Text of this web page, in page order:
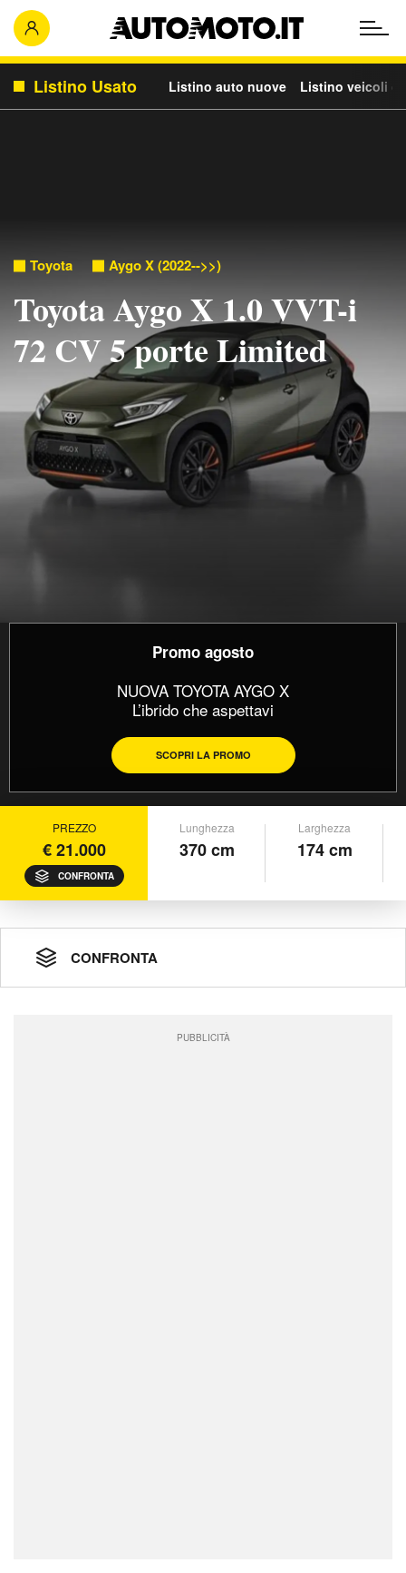
Listino Usato Listino auto nuove Listino veicoli
Toyota Aygo X (2022-->>)
Toyota Aygo X 1.0 VVT-i
72 CV 5 porte Limited
Promo agosto
NUOVA TOYOTA AYGO X
L’ibrido che aspettavi
SCOPRI LA PROMO
PREZZO
€ 21.000
CONFRONTA
Lunghezza
370 cm
Larghezza
174 cm
CONFRONTA
PUBBLICITÀ